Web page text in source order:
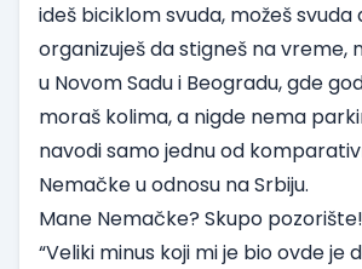
ideš biciklom svuda, možeš svuda
organizuješ da stigneš na vreme,
u Novom Sadu i Beogradu, gde
moraš kolima, a nigde nema
navodi samo jednu od
Nemačke u odnosu na Srbiju.
Mane Nemačke? Skupo pozorište!
“Veliki minus koji mi je bio ovde je